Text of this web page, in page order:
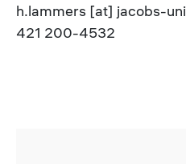
h.lammers [at] jacobs-
421 200-4532